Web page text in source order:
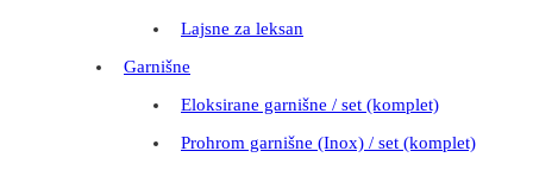
Lajsne za leksan
Garnišne
Eloksirane garnišne / set (komplet)
Prohrom garnišne (Inox) / set (komplet)